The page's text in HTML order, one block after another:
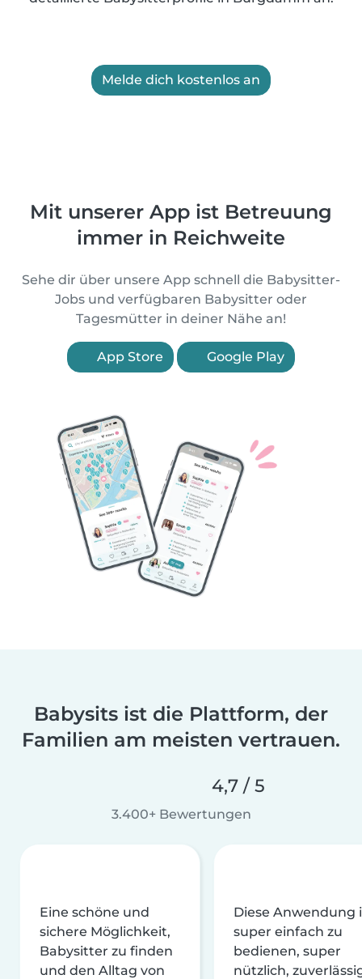
Melde dich kostenlos an
Mit unserer App ist Betreuung
immer in Reichweite
Sehe dir über unsere App schnell die Babysitter-
Jobs und verfügbaren Babysitter oder
Tagesmütter in deiner Nähe an!
App Store Google Play
Babysits ist die Plattform, der
Familien am meisten vertrauen.
4,7 / 5
3.400+ Bewertungen
Eine schöne und
sichere Möglichkeit,
Babysitter zu finden
und den Alltag von
Diese Anwendung
super einfach zu
bedienen, super
nützlich,